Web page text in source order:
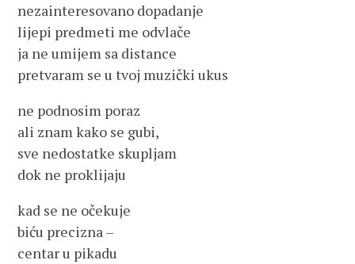
nezainteresovano dopadanje
lijepi predmeti me odvlače
ja ne umijem sa distance
pretvaram se u tvoj muzički ukus
ne podnosim poraz
ali znam kako se gubi,
sve nedostatke skupljam
dok ne proklijaju
kad se ne očekuje
biću precizna –
centar u pikadu